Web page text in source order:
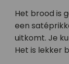
Het brood is
een
uitkomt. Je
Het is lekker